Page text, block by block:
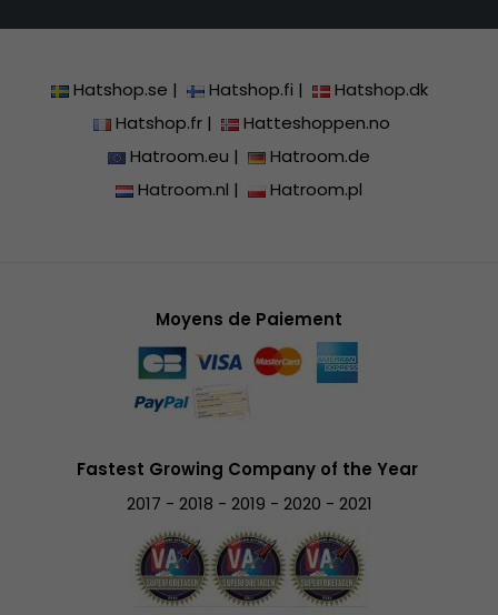
Hatshop.se | Hatshop.fi |
Hatshop.dk
Hatshop.fr|
Hatteshoppen.no
Hatroom.eu |
Hatroom.de
Hatroom.nl | Hatroom.pl
Moyens de Paiement
Fastest Growing Company of the Year
2017 - 2018 - 2019 - 2020 - 2021